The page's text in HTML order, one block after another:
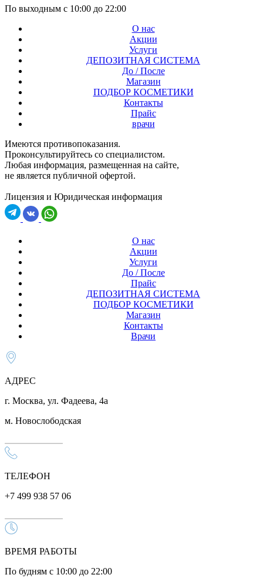
По выходным с 10:00 до 22:00
О нас
Акции
Услуги
ДЕПОЗИТНАЯ СИСТЕМА
До / После
Магазин
ПОДБОР КОСМЕТИКИ
Контакты
Прайс
врачи
Имеются противопоказания.
Проконсультируйтесь со специалистом.
Любая информация, размещенная на сайте,
не является публичной офертой.
Лицензия и Юридическая информация
О нас
Акции
Услуги
До / После
Прайс
ДЕПОЗИТНАЯ СИСТЕМА
ПОДБОР КОСМЕТИКИ
Магазин
Контакты
Врачи
АДРЕС
г. Москва, ул. Фадеева, 4а
м. Новослободская
ТЕЛЕФОН
+7 499 938 57 06
ВРЕМЯ РАБОТЫ
По будням с 10:00 до 22:00